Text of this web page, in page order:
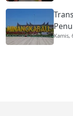
Naik
Kamis,